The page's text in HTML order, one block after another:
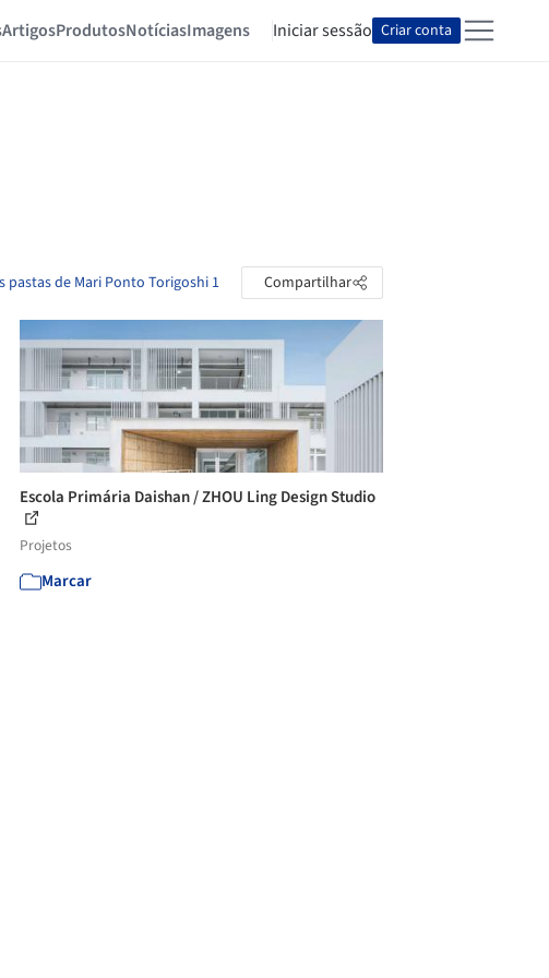
ArtigosProdutosNotíciasImagens Iniciar sessão Criar conta
pastas de Mari Ponto Torigoshi 1 Compartilhar
Escola Primária Daishan / ZHOU Ling Design Studio
Projetos
Marcar